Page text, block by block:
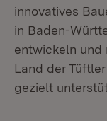
innovatives
in Baden-
entwickeln und
Land der
gezielt